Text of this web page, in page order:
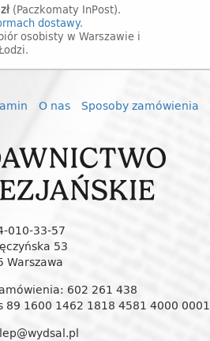
(Paczkomaty InPost).
dostawy.
osobisty w Warszawie i
O nas Sposoby zamówienia
010-33-57
53
Warszawa
602 261 438
89 1600 1462 1818 4581 4000 0001